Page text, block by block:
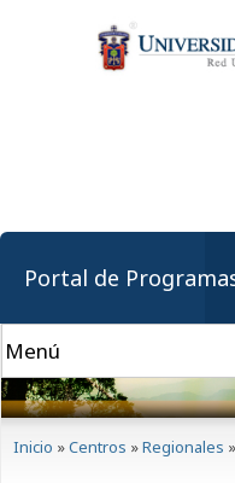
Portal de
Inicio »Centros »Regionales »